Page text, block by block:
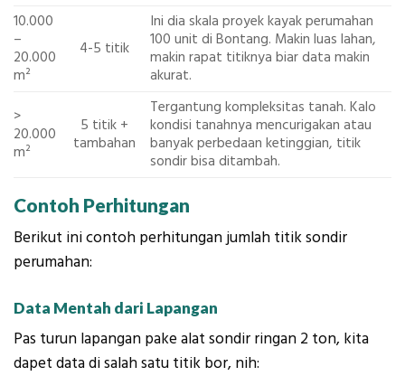
10.000
–
20.000
m²
4-5 titik
Ini dia skala proyek kayak perumahan
100 unit di Bontang. Makin luas lahan,
makin rapat titiknya biar data makin
akurat.
>
20.000
m²
5 titik +
tambahan
Tergantung kompleksitas tanah. Kalo
kondisi tanahnya mencurigakan atau
banyak perbedaan ketinggian, titik
sondir bisa ditambah.
Contoh Perhitungan
Berikut ini contoh perhitungan jumlah titik sondir
perumahan:
Data Mentah dari Lapangan
Pas turun lapangan pake alat sondir ringan 2 ton, kita
dapet data di salah satu titik bor, nih: